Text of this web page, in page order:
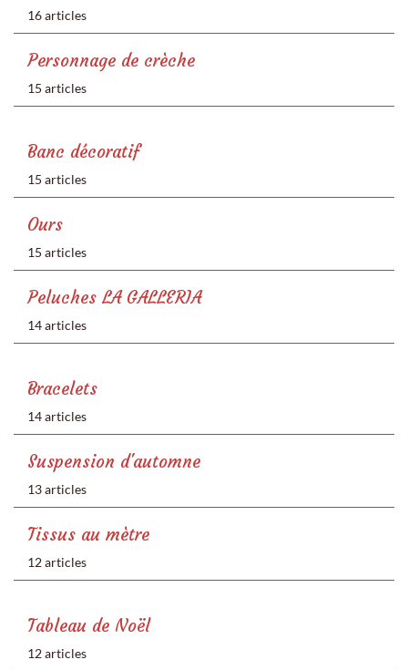
16 articles
Personnage de crèche
15 articles
Banc décoratif
15 articles
Ours
15 articles
Peluches LA GALLERIA
14 articles
Bracelets
14 articles
Suspension d'automne
13 articles
Tissus au mètre
12 articles
Tableau de Noël
12 articles